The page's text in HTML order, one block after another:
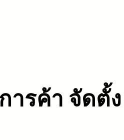
ารค้า จัดตั้